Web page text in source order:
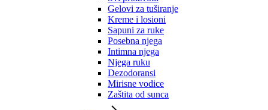
Gelovi za tuširanje
Kreme i losioni
Sapuni za ruke
Posebna njega
Intimna njega
Njega ruku
Dezodoransi
Mirisne vodice
Zaštita od sunca